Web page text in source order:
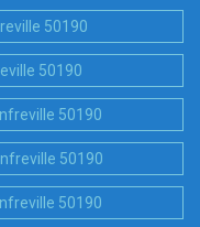
50190
50190
50190
50190
50190